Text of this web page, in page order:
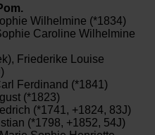
Wilhelmine (*1834)
Caroline Wilhelmine
Friederike Louise
Ferdinand (*1841)
(*1823)
(*1741, +1824, 83J)
(*1798, +1852, 54J)